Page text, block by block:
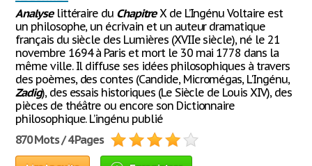
Analyselittéraire du ChapitreX de L’Ingénu Voltaire est
un philosophe, un écrivain et un auteur dramatique
français du siècle des Lumières (XVIIe siècle), né le 21
novembre 1694 à Paris et mort le 30 mai 1778 dans la
même ville. Il diffuse ses idées philosophiques à travers
des poèmes, des contes (Candide, Micromégas, L'Ingénu,
Zadig), des essais historiques (Le Siècle de Louis XIV), des
pièces de théâtre ou encore son Dictionnaire
philosophique. L’ingénu publié
870 Mots / 4 Pages